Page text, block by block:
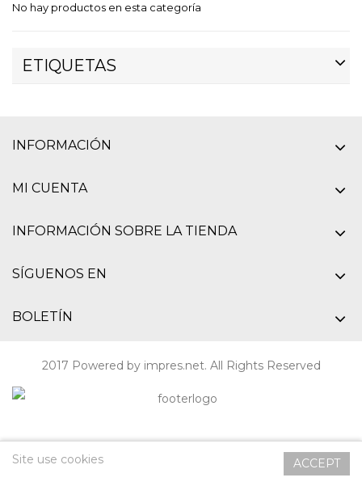
No hay productos en esta categoría
ETIQUETAS
INFORMACIÓN
MI CUENTA
INFORMACIÓN SOBRE LA TIENDA
SÍGUENOS EN
BOLETÍN
2017 Powered by impres.net. All Rights Reserved
ACCEPT
Site use cookies